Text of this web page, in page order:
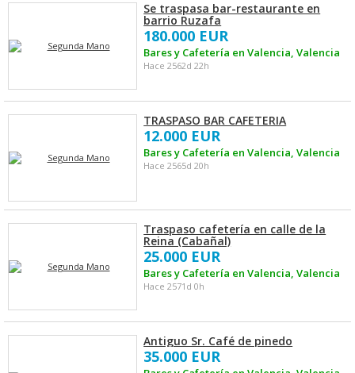
Se traspasa bar-restaurante en
barrio Ruzafa
180.000 EUR
Bares y Cafetería en Valencia, Valencia
Hace 2562d 22h
TRASPASO BAR CAFETERIA
12.000 EUR
Bares y Cafetería en Valencia, Valencia
Hace 2565d 20h
Traspaso cafetería en calle de la
Reina (Cabañal)
25.000 EUR
Bares y Cafetería en Valencia, Valencia
Hace 2571d 0h
Antiguo Sr. Café de pinedo
35.000 EUR